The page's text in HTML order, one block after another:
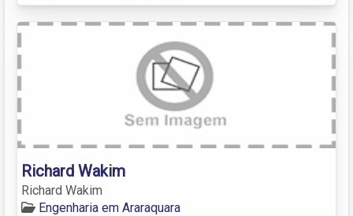
Richard Wakim
Richard Wakim
Engenharia em Araraquara